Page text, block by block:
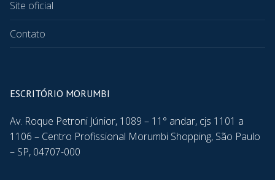
Site oficial
Contato
ESCRITÓRIO MORUMBI
Av. Roque Petroni Júnior, 1089 – 11° andar, cjs 1101 a
1106 – Centro Profissional Morumbi Shopping, São Paulo
– SP, 04707-000